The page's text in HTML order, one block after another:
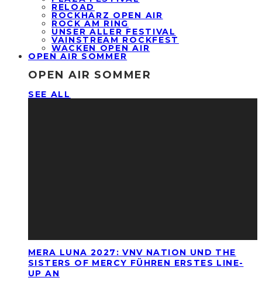
RELOAD
ROCKHARZ OPEN AIR
ROCK AM RING
UNSER ALLER FESTIVAL
VAINSTREAM ROCKFEST
WACKEN OPEN AIR
OPEN AIR SOMMER
OPEN AIR SOMMER
SEE ALL
MERA LUNA 2027: VNV NATION UND THE
SISTERS OF MERCY FÜHREN ERSTES LINE-
UP AN